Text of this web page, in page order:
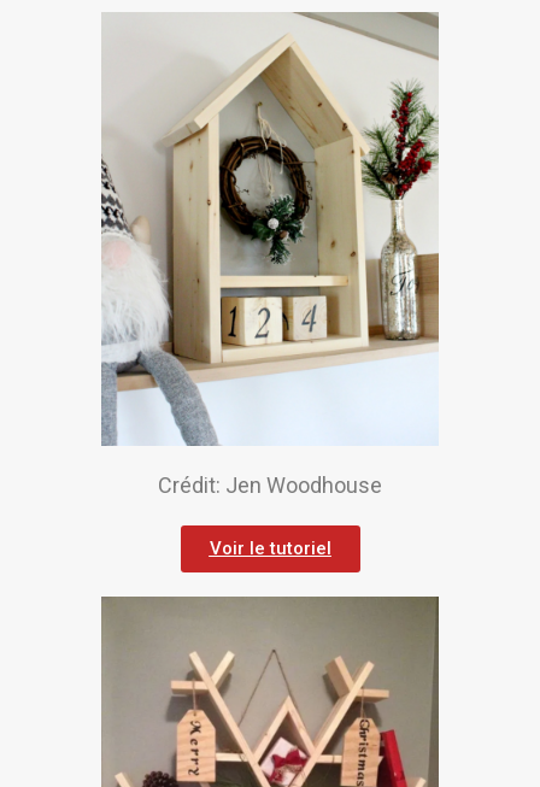
Crédit: Jen Woodhouse
Voir le tutoriel